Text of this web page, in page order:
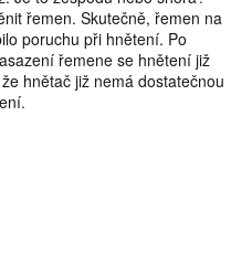
řemen. Skutečně, řemen na
poruchu při hnětení. Po
řemene se hnětení již
hnětač již nemá dostatečnou